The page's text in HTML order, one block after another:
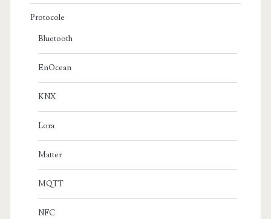
Protocole
Bluetooth
EnOcean
KNX
Lora
Matter
MQTT
NFC